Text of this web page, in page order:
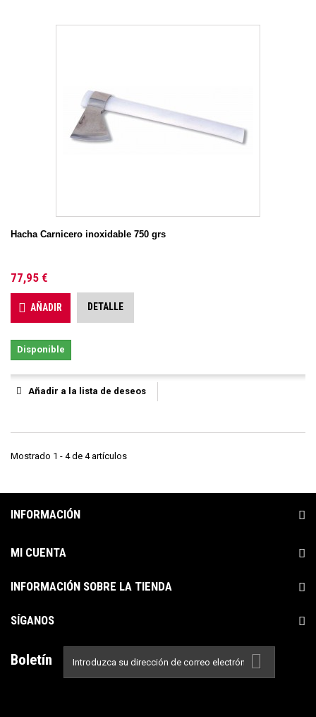
Hacha Carnicero inoxidable 750 grs
77,95 €
AÑADIR DETALLE
Disponible
Añadir a la lista de deseos
Mostrado 1 - 4 de 4 artículos
INFORMACIÓN
MI CUENTA
INFORMACIÓN SOBRE LA TIENDA
SÍGANOS
Boletín